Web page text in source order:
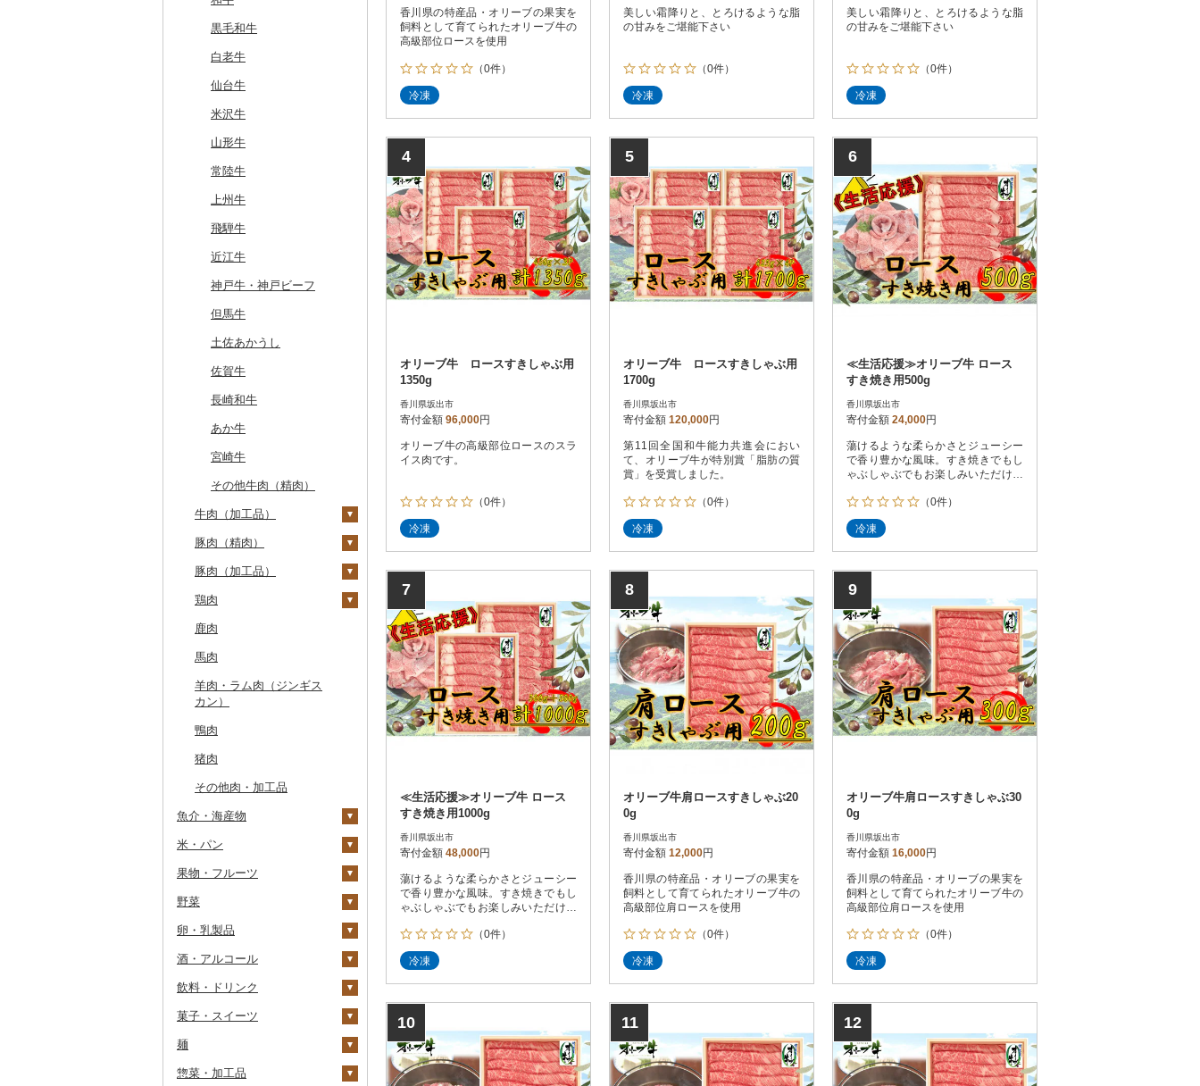
黒毛和牛
白老牛
仙台牛
米沢牛
山形牛
常陸牛
上州牛
飛騨牛
近江牛
神戸牛・神戸ビーフ
但馬牛
土佐あかうし
佐賀牛
長崎和牛
あか牛
宮崎牛
その他牛肉（精肉）
牛肉（加工品）
ハンバーグ
もつ鍋
ローストビーフ
ビーフジャーキー
その他牛肉（加工品）
豚肉（精肉）
ステーキ
すき焼き
しゃぶしゃぶ
焼肉
アグー豚
豚肉（加工品）
ハンバーグ
もつ鍋
ハム
ソーセージ・ウインナ
ー
ベーコン・サラミ
その他豚肉（加工品）
鶏肉
鶏肉（精肉）
ハム・ソーセージ
唐揚げ
鹿肉
馬肉
羊肉・ラム肉（ジンギス
カン）
鴨肉
猪肉
その他肉・加工品
魚介・海産物
カニ
ズワイガニ
毛ガニ
かにしゃぶ
その他カニ
エビ
ボタンエビ
伊勢海老
その他エビ
いくら
うに
明太子・たらこ
明太子
たらこ
その他魚卵
数の子
キャビア
貝
鮑（アワビ）
鮮魚
米・パン
米
無洗米
玄米
金芽米
ゆめぴりか
コシヒカリ
雑穀
餅
その他穀物加工品
パン
果物・フルーツ
ぶどう・マスカット
巨峰
ナガノパープル
ピオーネ
デラウェア
その他ぶどう・マスカ
いちご
りんご
もも
メロン
梨
野菜
いも
じゃがいも
さつまいも
その他いも
トマト
フルーツトマト
ミニトマト
玉ねぎ
ねぎ
根菜
卵・乳製品
卵
チーズ
ヨーグルト
バター
酒・アルコール
ビール・発泡酒
ビール
地ビール・クラフトビ
日本酒
純米吟醸
芋焼酎
梅酒
飲料・ドリンク
水・ミネラルウォーター
飲料
茶
菓子・スイーツ
クッキー
麺
ラーメン
惣菜・加工品
香川県の特産品・オリーブの果実を
飼料として育てられたオリーブ牛の
高級部位ロースを使用
（0件）
冷凍
美しい霜降りと、とろけるような脂
の甘みをご堪能下さい
（0件）
冷凍
美しい霜降りと、とろけるような脂
の甘みをご堪能下さい
（0件）
冷凍
4
オリーブ牛 ロースすきしゃぶ用
1350g
香川県坂出市
寄付金額 96,000円
オリーブ牛の高級部位ロースのスラ
イス肉です。
（0件）
冷凍
5
オリーブ牛 ロースすきしゃぶ用
1700g
香川県坂出市
寄付金額 120,000円
第11回全国和牛能力共進会におい
て、オリーブ牛が特別賞「脂肪の質
賞」を受賞しました。
（0件）
冷凍
6
≪生活応援≫オリーブ牛 ロース
すき焼き用500g
香川県坂出市
寄付金額 24,000円
蕩けるような柔らかさとジューシー
で香り豊かな風味。すき焼きでもし
ゃぶしゃぶでもお楽しみいただけま
（0件）
冷凍
7
≪生活応援≫オリーブ牛 ロース
すき焼き用1000g
香川県坂出市
寄付金額 48,000円
蕩けるような柔らかさとジューシー
で香り豊かな風味。すき焼きでもし
ゃぶしゃぶでもお楽しみいただけま
（0件）
冷凍
8
オリーブ牛肩ロースすきしゃぶ20
0g
香川県坂出市
寄付金額 12,000円
香川県の特産品・オリーブの果実を
飼料として育てられたオリーブ牛の
高級部位肩ロースを使用
（0件）
冷凍
9
オリーブ牛肩ロースすきしゃぶ30
0g
香川県坂出市
寄付金額 16,000円
香川県の特産品・オリーブの果実を
飼料として育てられたオリーブ牛の
高級部位肩ロースを使用
（0件）
冷凍
10 11 12